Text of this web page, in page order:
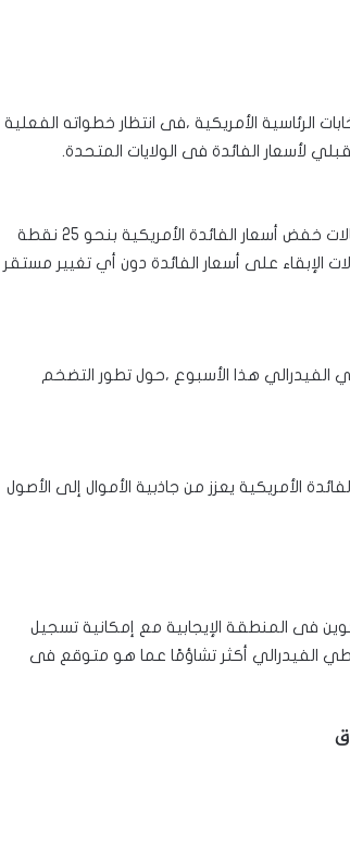
الرئاسية الأمريكية ،فى انتظار خطواته الفعلية
لأسعار الفائدة فى الولايات المتحدة.
•وفقًا لأداة “فيد ووتش” التابعة لمجموعة‎ ‎‎”‎‏CME‏‎”‎‏ : تسعير احتمالات خفض أسعار الفائدة الأمريكية بنحو 25 نقطة
حاليًا عند 68% ، وتسعير احتمالات الإبقاء على أسعار الفائدة دون أي تغيير مستقر
الفيدرالي هذا الأسبوع ،حول تطور التضخم
الأمريكية يعزز من جاذبية الأموال إلى الأصول
فى المنطقة الإيجابية مع إمكانية تسجيل
الفيدرالي أكثر تشاؤمًا عما هو متوقع فى